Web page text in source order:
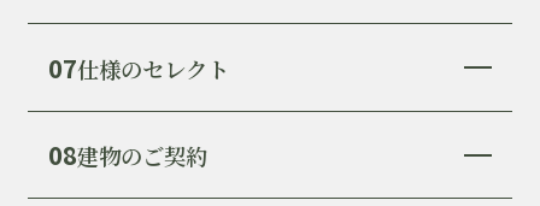
07仕様のセレクト
08建物のご契約